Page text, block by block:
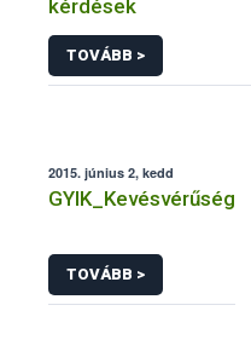
kérdések
TOVÁBB >
2015. június 2, kedd
GYIK_Kevésvérűség
TOVÁBB >